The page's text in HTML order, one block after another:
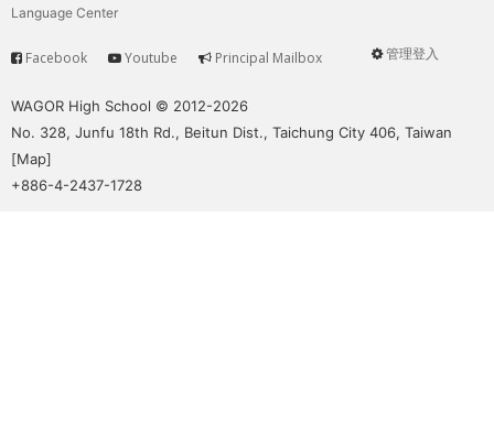
Language Center
User
管理登入
Service
Facebook Youtube Principal Mailbox
WAGOR High School © 2012-2026
No. 328, Junfu 18th Rd., Beitun Dist., Taichung City 406, Taiwan
[Map]
+886-4-2437-1728